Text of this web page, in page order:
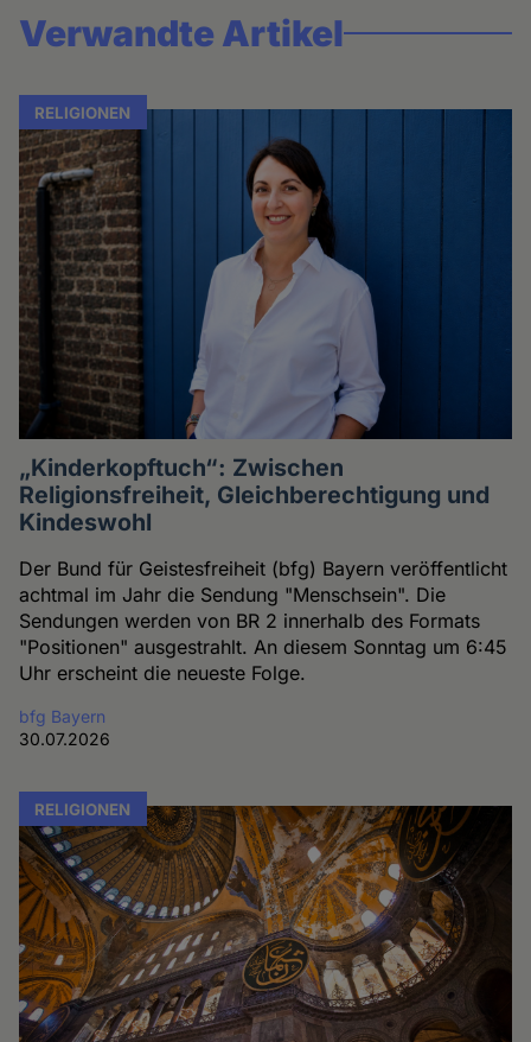
Verwandte Artikel
RELIGIONEN
„Kinderkopftuch“: Zwischen
Religionsfreiheit, Gleichberechtigung und
Kindeswohl
Der Bund für Geistesfreiheit (bfg) Bayern veröffentlicht
achtmal im Jahr die Sendung "Menschsein". Die
Sendungen werden von BR 2 innerhalb des Formats
"Positionen" ausgestrahlt. An diesem Sonntag um 6:45
Uhr erscheint die neueste Folge.
bfg Bayern
30.07.2026
RELIGIONEN